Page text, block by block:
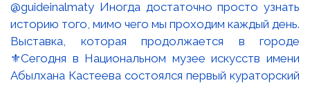
Выставка, которая продолжается в городе
⚜️Сегодня в Национальном музее искусств имени
Абылхана Кастеева состоялся первый кураторский